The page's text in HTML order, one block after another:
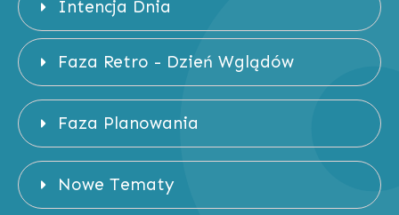
Intencja Dnia
Faza Retro - Dzień Wglądów
Faza Planowania
Nowe Tematy